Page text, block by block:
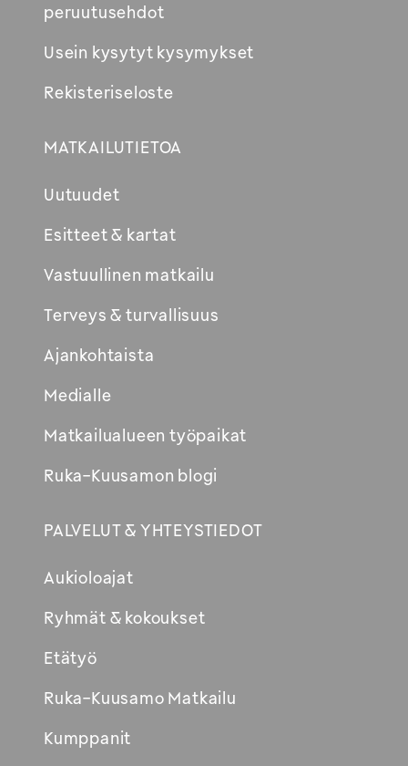
peruutusehdot
Usein kysytyt kysymykset
Rekisteriseloste
MATKAILUTIETOA
Uutuudet
Esitteet & kartat
Vastuullinen matkailu
Terveys & turvallisuus
Ajankohtaista
Medialle
Matkailualueen työpaikat
Ruka-Kuusamon blogi
PALVELUT & YHTEYSTIEDOT
Aukioloajat
Ryhmät & kokoukset
Etätyö
Ruka-Kuusamo Matkailu
Kumppanit